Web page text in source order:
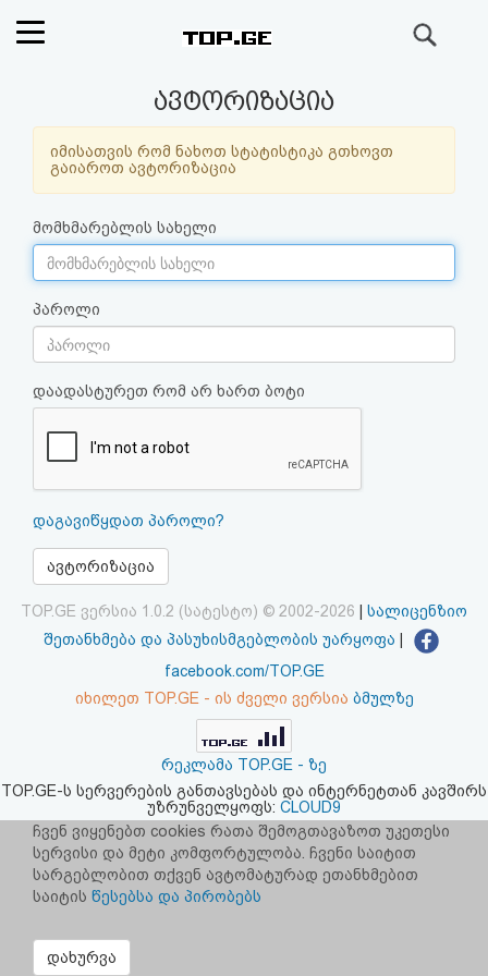
ფოსტა
კითხვა-
პასუხი
ავტორიზაცია
რეგისტრაცია
პაროლის
HTML
კოდი
შეთანხმება
პასუხისმგებლობის
უარყოფა
ავტორიზაცია
იმისათვის რომ ნახოთ სტატისტიკა გთხოვთ
გაიაროთ ავტორიზაცია
მომხმარებლის სახელი
პაროლი
დაადასტურეთ რომ არ ხართ ბოტი
დაგავიწყდათ პაროლი?
ავტორიზაცია
TOP.GE ვერსია 1.0.2 (სატესტო) © 2002-2026
სალიცენზიო
შეთანხმება და პასუხისმგებლობის უარყოფა
facebook.com/TOP.GE
იხილეთ TOP.GE - ის ძველი ვერსია ბმულზე
რეკლამა TOP.GE - ზე
TOP.GE-ს სერვერების განთავსებას და ინტერნეტთან კავშირს
უზრუნველყოფს: CLOUD9
ჩვენ ვიყენებთ cookies რათა შემოგთავაზოთ უკეთესი
სერვისი და მეტი კომფორტულობა. ჩვენი საიტით
სარგებლობით თქვენ ავტომატურად ეთანხმებით
საიტის წესებსა და პირობებს
დახურვა